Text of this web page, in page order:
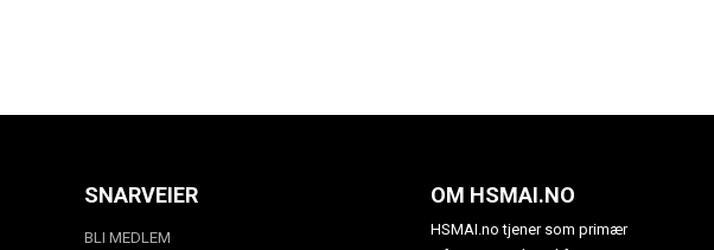
SNARVEIER
BLI MEDLEM
OM HSMAI.NO
HSMAI.no tjener som primær